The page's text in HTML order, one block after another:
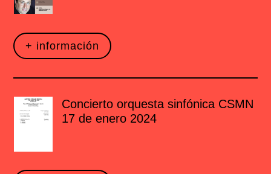
+ información
Concierto orquesta sinfónica CSMN
17 de enero 2024